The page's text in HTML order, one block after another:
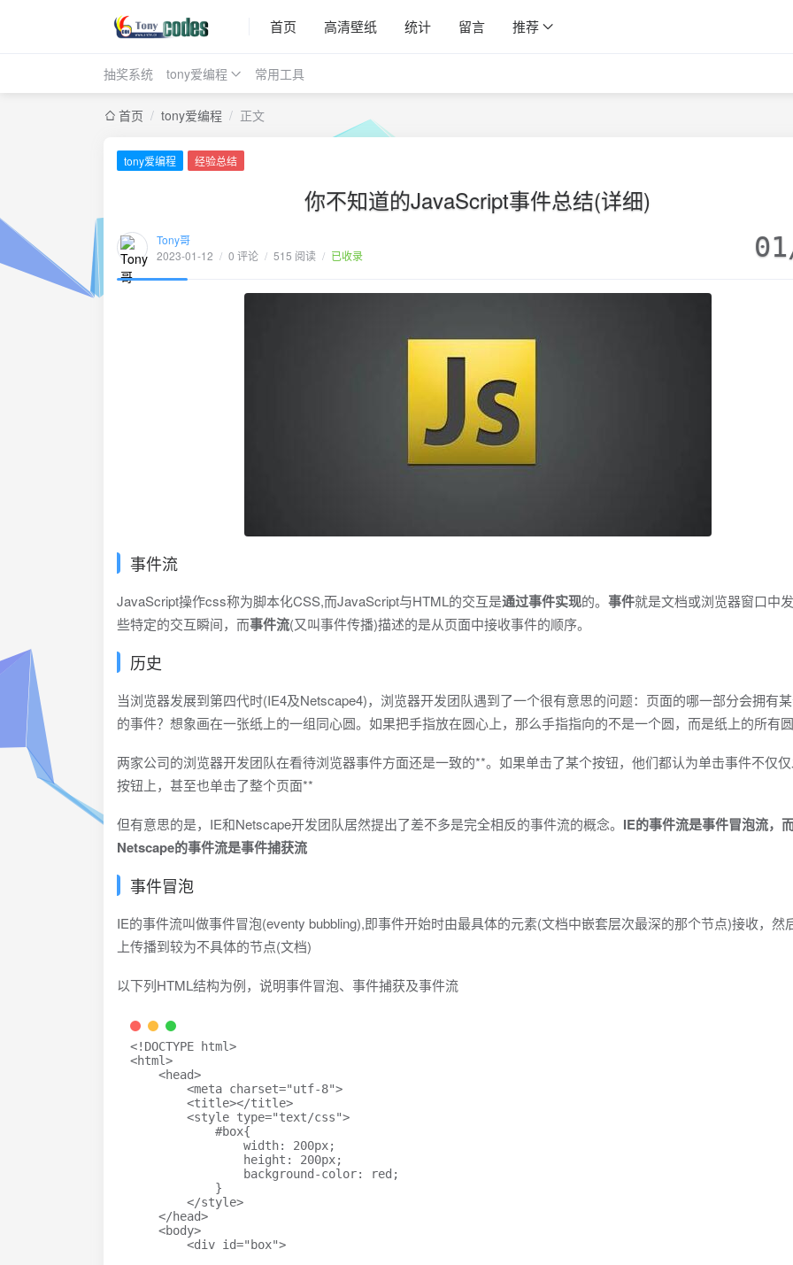
首页 高清壁纸 统计 留言 推荐
抽奖系统 tony爱编程 常用工具
首页 / tony爱编程 / 正文
tony爱编程 经验总结
你不知道的JavaScript事件总结(详细)
Tony哥
2023-01-12 / 0 评论 / 515 阅读 / 已收录
事件流
JavaScript操作css称为脚本化CSS,而JavaScript与HTML的交互是通过事件实现的。 事件就是文档或浏览器窗口中
些特定的交互瞬间，而事件流(又叫事件传播)描述的是从页面中接收事件的顺序。
历史
当浏览器发展到第四代时(IE4及Netscape4)，浏览器开发团队遇到了一个很有意思的问题：页面的哪一部分会拥有
的事件？想象画在一张纸上的一组同心圆。如果把手指放在圆心上，那么手指指向的不是一个圆，而是纸上的所有圆
两家公司的浏览器开发团队在看待浏览器事件方面还是一致的**。如果单击了某个按钮，他们都认为单击事件不仅
按钮上，甚至也单击了整个页面**
但有意思的是，IE和Netscape开发团队居然提出了差不多是完全相反的事件流的概念。 IE的事件流是事件冒泡流，
Netscape的事件流是事件捕获流
事件冒泡
IE的事件流叫做事件冒泡(eventy bubbling),即事件开始时由最具体的元素(文档中嵌套层次最深的那个节点)接收，然
上传播到较为不具体的节点(文档)
以下列HTML结构为例，说明事件冒泡、事件捕获及事件流
<! DOCTYPE html>
<html>
<head>
<meta charset="utf-8">
<title></title>
<style type="text/css">
#box{
width: 200px;
height : 200px;
background-color: red ;
}
</style>
</head>
<body>
<div id=" box">